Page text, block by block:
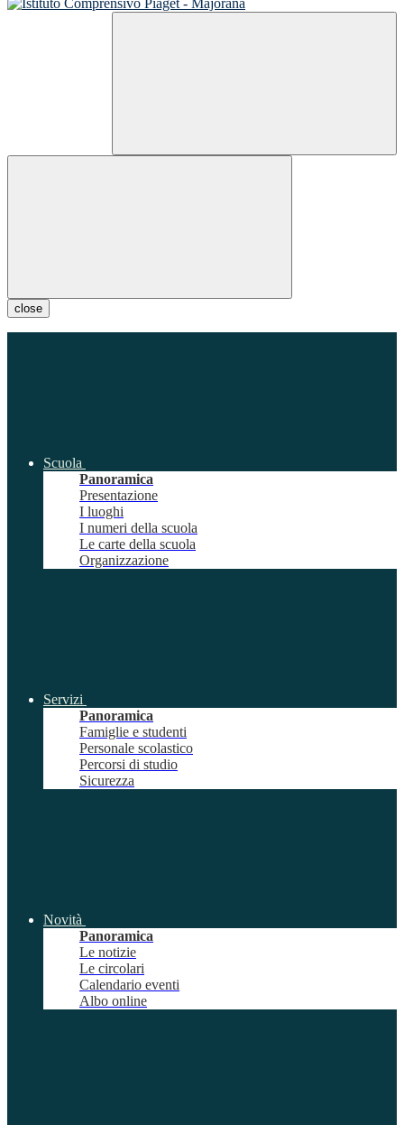
close
Scuola
Panoramica
Presentazione
I luoghi
I numeri della scuola
Le carte della scuola
Organizzazione
Servizi
Panoramica
Famiglie e studenti
Personale scolastico
Percorsi di studio
Sicurezza
Novità
Panoramica
Le notizie
Le circolari
Calendario eventi
Albo online